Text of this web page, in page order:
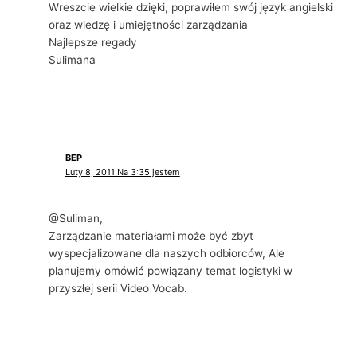
Wreszcie wielkie dzięki, poprawiłem swój język angielski
oraz wiedzę i umiejętności zarządzania
Najlepsze regady
Sulimana
BEP
Luty 8, 2011 Na 3:35 jestem
@Suliman,
Zarządzanie materiałami może być zbyt
wyspecjalizowane dla naszych odbiorców, Ale
planujemy omówić powiązany temat logistyki w
przyszłej serii Video Vocab.